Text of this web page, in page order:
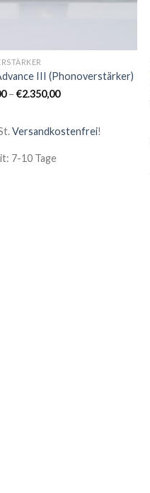
III (Phonoverstärker)
– €2.350,00
Versandkostenfrei!
7-10 Tage